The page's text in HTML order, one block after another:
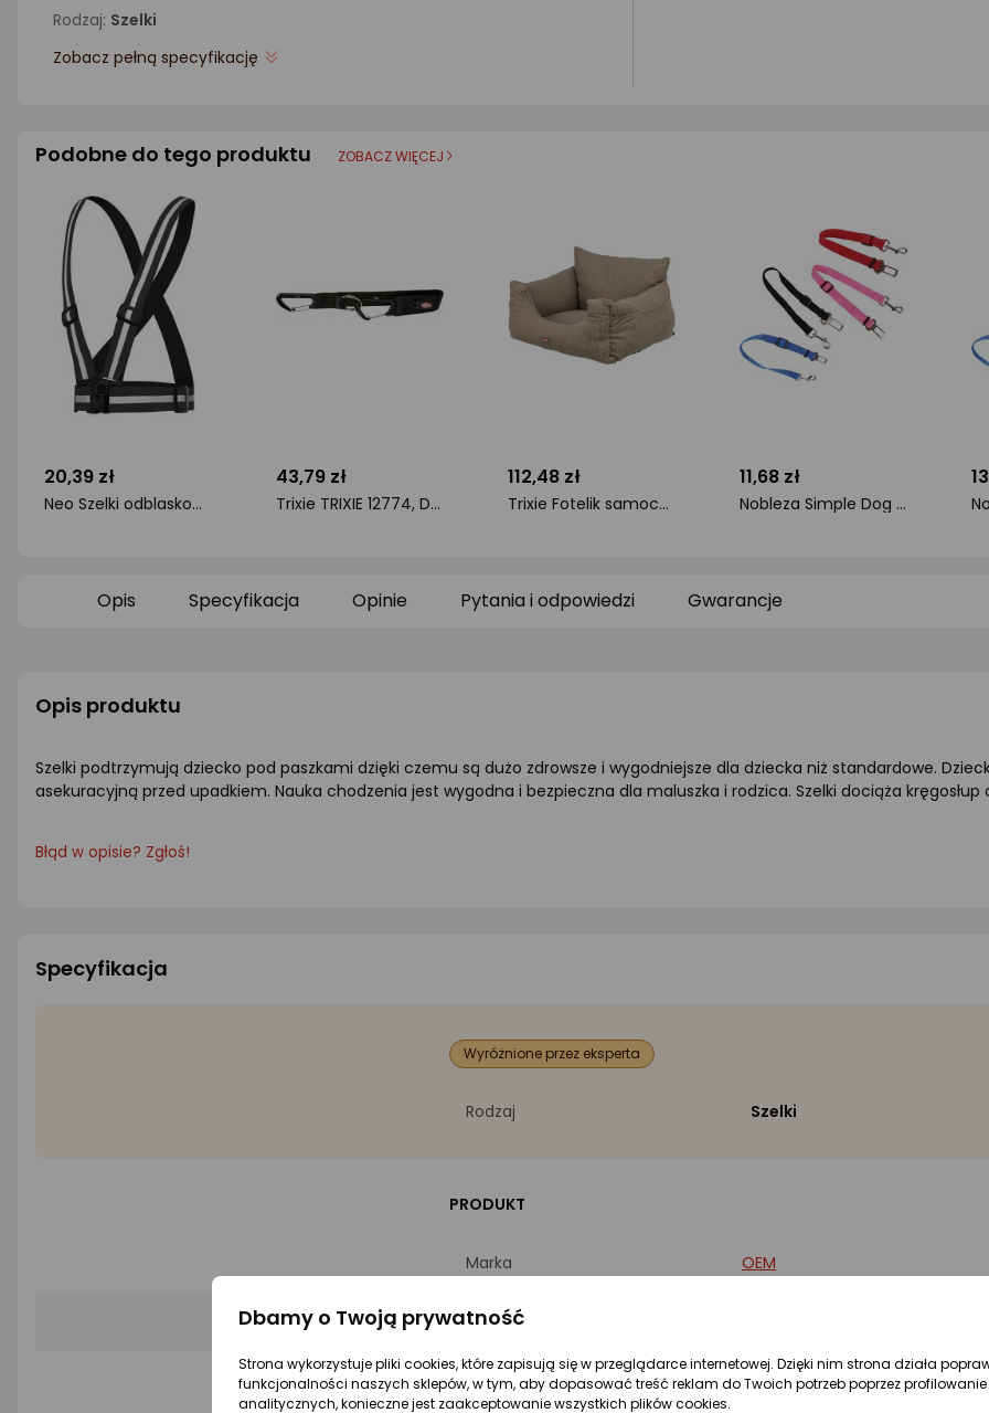
Rodzaj: Szelki
Zobacz pełną specyfikację
Podobne do tego produktu ZOBACZ WIĘCEJ
20,39 zł
Neo Szelki odblaskowe, czarne
gwiazdki
43,79 zł
Trixie TRIXIE 12774, Dog, Seat belt safety lead, Black, Tape, Monochromatic, Polyester
gwiazdki
112,48 zł
Trixie Fotelik samochodowy for dog, taupe, 55 x 50 x 30 cm
gwiazdki
11,68 zł
Nobleza Simple Dog Safety Belt W2.0*L40-60CM red/pink/black/blue
gwiazdki
Opis Specyfikacja Opinie Pytania i odpowiedzi Gwarancje
Opis produktu
Szelki podtrzymują dziecko pod paszkami dzięki czemu są dużo zdrowsze i wygodniejsze dla dziecka niż standardowe.
asekuracyjną przed upadkiem. Nauka chodzenia jest wygodna i bezpieczna dla maluszka i rodzica. Szelki dociąża
Błąd w opisie? Zgłoś!
Specyfikacja
Wyróżnione przez eksperta
Rodzaj Szelki
PRODUKT
Marka OEM
EAN
INFORMACJE PODSTAWOWE:
Dbamy o Twoją prywatność
Strona wykorzystuje pliki cookies, które zapisują się w przeglądarce internetowej. Dzięki nim strona działa
funkcjonalności naszych sklepów, w tym, aby dopasować treść reklam do Twoich potrzeb poprzez
analitycznych, konieczne jest zaakceptowanie wszystkich plików cookies.